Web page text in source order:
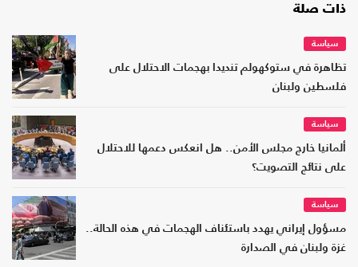
ذات صلة
سياسة
تظاهرة في ستوكهولم تنديدا بهجمات الاحتلال على
فلسطين ولبنان
سياسة
ألمانيا خارج مجلس الأمن.. هل انعكس دعمها للاحتلال
على نتائج التصويت؟
سياسة
مسؤول إيراني يهدد باستئناف الهجمات في هذه الحالة..
غزة ولبنان في الصدارة